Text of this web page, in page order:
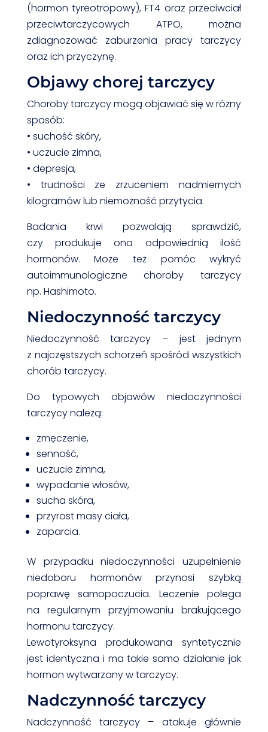
(hormon tyreotropowy), FT4 oraz przeciwciał
przeciwtarczycowych ATPO, można
zdiagnozować zaburzenia pracy tarczycy
oraz ich przyczynę.
Objawy chorej tarczycy
Choroby tarczycy mogą objawiać się w różny
sposób:
• suchość skóry,
• uczucie zimna,
• depresja,
• trudności ze zrzuceniem nadmiernych
kilogramów lub niemożność przytycia.
Badania krwi pozwalają sprawdzić,
czy produkuje ona odpowiednią ilość
hormonów. Może też pomóc wykryć
autoimmunologiczne choroby tarczycy
np. Hashimoto.
Niedoczynność tarczycy
Niedoczynność tarczycy – jest jednym
z najczęstszych schorzeń spośród wszystkich
chorób tarczycy.
Do typowych objawów niedoczynności
tarczycy należą:
zmęczenie,
senność,
uczucie zimna,
wypadanie włosów,
sucha skóra,
przyrost masy ciała,
zaparcia.
W przypadku niedoczynności uzupełnienie
niedoboru hormonów przynosi szybką
poprawę samopoczucia. Leczenie polega
na regularnym przyjmowaniu brakującego
hormonu tarczycy.
Lewotyroksyna produkowana syntetycznie
jest identyczna i ma takie samo działanie jak
hormon wytwarzany w tarczycy.
Nadczynność tarczycy
Nadczynność tarczycy – atakuje głównie